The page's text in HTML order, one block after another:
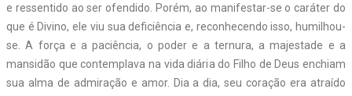
e ressentido ao ser ofendido. Porém, ao manifestar-se o caráter do
que é Divino, ele viu sua deficiência e, reconhecendo isso, humilhou-
se. A força e a paciência, o poder e a ternura, a majestade e a
mansidão que contemplava na vida diária do Filho de Deus enchiam
sua alma de admiração e amor. Dia a dia, seu coração era atraído